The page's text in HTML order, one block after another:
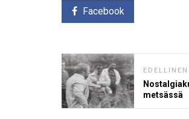
Facebook
metsässä